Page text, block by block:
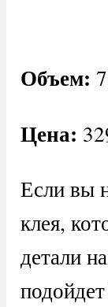
Объем:
Цена:
Если вы
клея,
детали
подойдет